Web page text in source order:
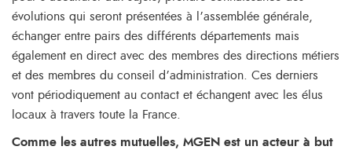
évolutions qui seront présentées à l’assemblée générale,
échanger entre pairs des différents départements mais
également en direct avec des membres des directions métiers
et des membres du conseil d’administration. Ces derniers
vont périodiquement au contact et échangent avec les élus
locaux à travers toute la France.
Comme les autres mutuelles, MGEN est un acteur à but